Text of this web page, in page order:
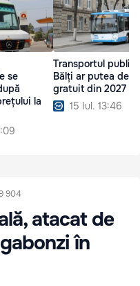
se
la
Transportul public
Bălți ar putea
gratuit din 2027
15 Iul. 13:46
904
atacat de
în